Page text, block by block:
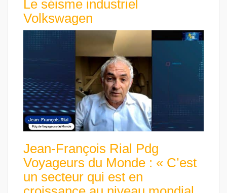
Le séisme industriel
Volkswagen
Jean-François Rial Pdg
Voyageurs du Monde : « C’est
un secteur qui est en